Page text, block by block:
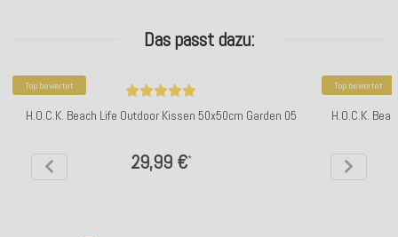
Das passt dazu:
Top bewertet
H.O.C.K. Beach Life Outdoor Kissen 50x50cm Garden 05
29,99 €*
Top bewertet
H.O.C.K.